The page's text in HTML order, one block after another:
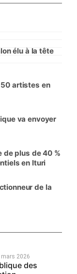
élu à la tête
50 artistes en
va envoyer
de plus de 40 %
en Ituri
de la
mars 2026
des